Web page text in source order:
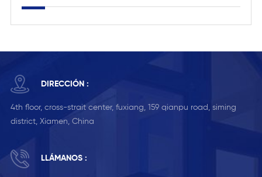
DIRECCIÓN :
4th floor, cross-strait center, fuxiang, 159 qianpu road, siming
district, Xiamen, China
LLÁMANOS :